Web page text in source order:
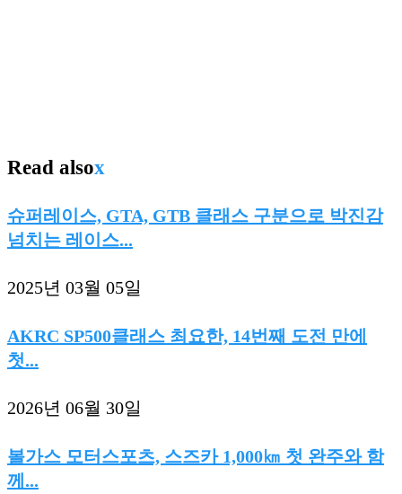
Read alsox
슈퍼레이스, GTA, GTB 클래스 구분으로 박진감
넘치는 레이스...
2025년 03월 05일
AKRC SP500클래스 최요한, 14번째 도전 만에
첫...
2026년 06월 30일
볼가스 모터스포츠, 스즈카 1,000㎞ 첫 완주와 함
께...